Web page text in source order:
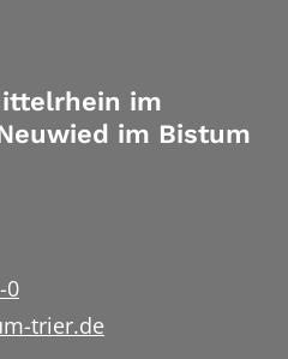
im
im Bistum
0
trier.de